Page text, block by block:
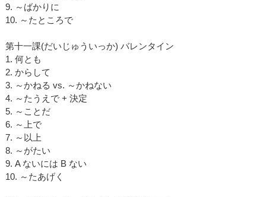
9. ～ばかりに
10. ～たところで
第十一課(だいじゅういっか) バレンタイン
1. 何とも
2. からして
3. ～かねる vs. ～かねない
4. ～たうえで + 決定
5. ～ことだ
6. ～上で
7. ～以上
8. ～がたい
9. A ないには B ない
10. ～たあげく